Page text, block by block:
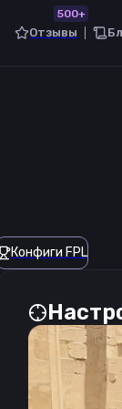
Отзывы
500+
Конфиги FPL